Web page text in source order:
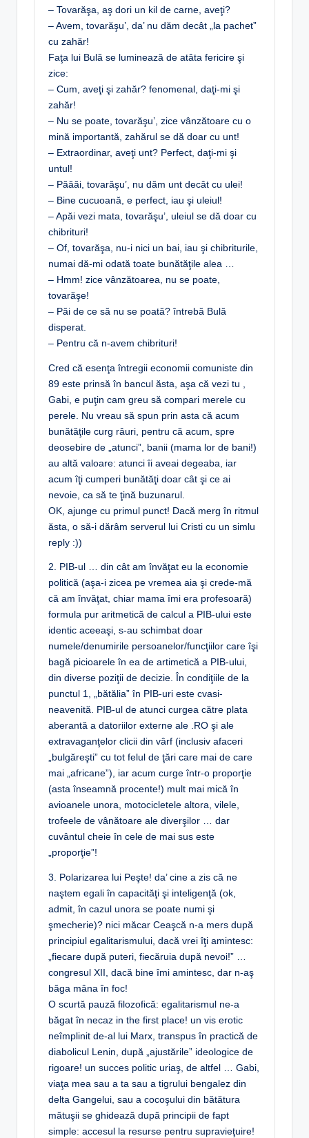
– Tovarăşa, aş dori un kil de carne, aveţi?
– Avem, tovarăşu’, da’ nu dăm decât „la pachet”
cu zahăr!
Faţa lui Bulă se luminează de atâta fericire şi
zice:
– Cum, aveţi şi zahăr? fenomenal, daţi-mi şi
zahăr!
– Nu se poate, tovarăşu’, zice vânzătoare cu o
mină importantă, zahărul se dă doar cu unt!
– Extraordinar, aveţi unt? Perfect, daţi-mi şi
untul!
– Păăăi, tovarăşu’, nu dăm unt decât cu ulei!
– Bine cucuoană, e perfect, iau şi uleiul!
– Apăi vezi mata, tovarăşu’, uleiul se dă doar cu
chibrituri!
– Of, tovarăşa, nu-i nici un bai, iau şi chibriturile,
numai dă-mi odată toate bunătăţile alea …
– Hmm! zice vânzătoarea, nu se poate,
tovarăşe!
– Păi de ce să nu se poată? întrebă Bulă
disperat.
– Pentru că n-avem chibrituri!
Cred că esenţa întregii economii comuniste din
89 este prinsă în bancul ăsta, aşa că vezi tu ,
Gabi, e puţin cam greu să compari merele cu
perele. Nu vreau să spun prin asta că acum
bunătăţile curg râuri, pentru că acum, spre
deosebire de „atunci”, banii (mama lor de bani!)
au altă valoare: atunci îi aveai degeaba, iar
acum îţi cumperi bunătăţi doar cât şi ce ai
nevoie, ca să te ţină buzunarul.
OK, ajunge cu primul punct! Dacă merg în ritmul
ăsta, o să-i dărâm serverul lui Cristi cu un simlu
reply :))
2. PIB-ul … din cât am învăţat eu la economie
politică (aşa-i zicea pe vremea aia şi crede-mă
că am învăţat, chiar mama îmi era profesoară)
formula pur aritmetică de calcul a PIB-ului este
identic aceeaşi, s-au schimbat doar
numele/denumirile persoanelor/funcţiilor care îşi
bagă picioarele în ea de artimetică a PIB-ului,
din diverse poziţii de decizie. În condiţiile de la
punctul 1, „bătălia” în PIB-uri este cvasi-
neavenită. PIB-ul de atunci curgea către plata
aberantă a datoriilor externe ale .RO şi ale
extravaganţelor clicii din vârf (inclusiv afaceri
„bulgăreşti” cu tot felul de ţări care mai de care
mai „africane”), iar acum curge într-o proporţie
(asta înseamnă procente!) mult mai mică în
avioanele unora, motocicletele altora, vilele,
trofeele de vânătoare ale diverşilor … dar
cuvântul cheie în cele de mai sus este
„proporţie”!
3. Polarizarea lui Peşte! da’ cine a zis că ne
naştem egali în capacităţi şi inteligenţă (ok,
admit, în cazul unora se poate numi şi
şmecherie)? nici măcar Ceaşcă n-a mers după
principiul egalitarismului, dacă vrei îţi amintesc:
„fiecare după puteri, fiecăruia după nevoi!” …
congresul XII, dacă bine îmi amintesc, dar n-aş
băga mâna în foc!
O scurtă pauză filozofică: egalitarismul ne-a
băgat în necaz in the first place! un vis erotic
neîmplinit de-al lui Marx, transpus în practică de
diabolicul Lenin, după „ajustările” ideologice de
rigoare! un succes politic uriaş, de altfel … Gabi,
viaţa mea sau a ta sau a tigrului bengalez din
delta Gangelui, sau a cocoşului din bătătura
mătuşii se ghidează după principii de fapt
simple: accesul la resurse pentru supravieţuire!